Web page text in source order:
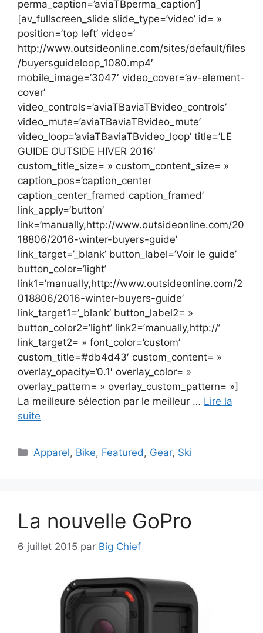
perma_caption=’aviaTBperma_caption’]
[av_fullscreen_slide slide_type=’video’ id= »
position=’top left’ video=’
http://www.outsideonline.com/sites/default/files
/buyersguideloop_1080.mp4′
mobile_image=’3047′ video_cover=’av-element-
cover’
video_controls=’aviaTBaviaTBvideo_controls’
video_mute=’aviaTBaviaTBvideo_mute’
video_loop=’aviaTBaviaTBvideo_loop’ title=’LE
GUIDE OUTSIDE HIVER 2016′
custom_title_size= » custom_content_size= »
caption_pos=’caption_center
caption_center_framed caption_framed’
link_apply=’button’
link=’manually,http://www.outsideonline.com/20
18806/2016-winter-buyers-guide’
link_target=’_blank’ button_label=’Voir le guide’
button_color=’light’
link1=’manually,http://www.outsideonline.com/2
018806/2016-winter-buyers-guide’
link_target1=’_blank’ button_label2= »
button_color2=’light’ link2=’manually,http://’
link_target2= » font_color=’custom’
custom_title=’#db4d43′ custom_content= »
overlay_opacity=’0.1′ overlay_color= »
overlay_pattern= » overlay_custom_pattern= »]
La meilleure sélection par le meilleur … Lire la
suite
Catégories
Apparel, Bike, Featured , Gear, Ski
La nouvelle GoPro
6 juillet 2015 par Big Chief